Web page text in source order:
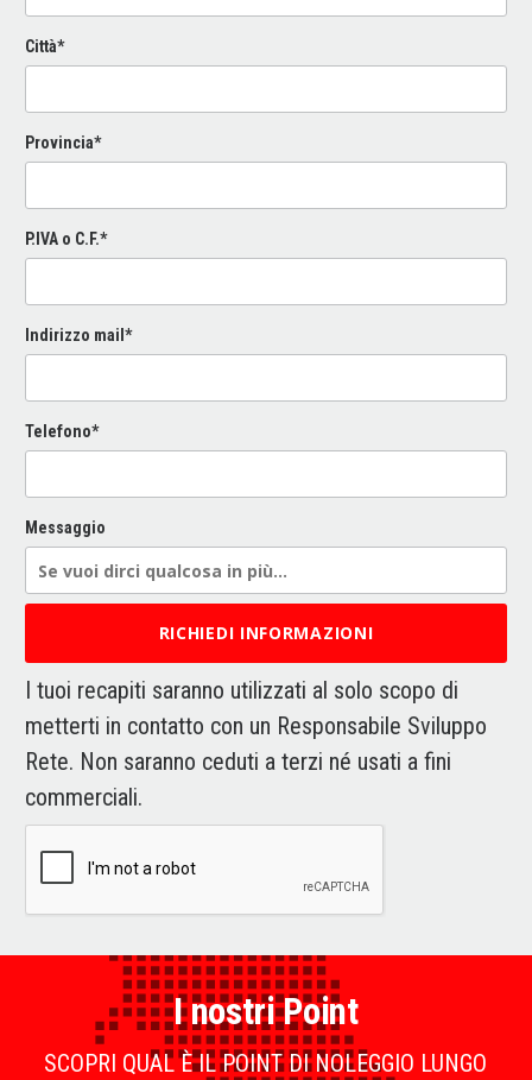
Città*
Provincia*
P.IVA o C.F.*
Indirizzo mail*
Telefono*
Messaggio
I tuoi recapiti saranno utilizzati al solo scopo di
metterti in contatto con un Responsabile Sviluppo
Rete. Non saranno ceduti a terzi né usati a fini
commerciali.
I nostri Point
SCOPRI QUAL È IL POINT DI NOLEGGIO LUNGO